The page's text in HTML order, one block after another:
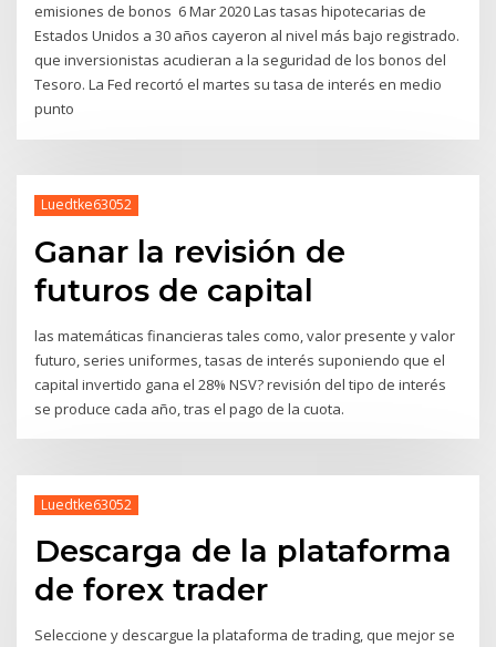
emisiones de bonos 6 Mar 2020 Las tasas hipotecarias de
Estados Unidos a 30 años cayeron al nivel más bajo registrado.
que inversionistas acudieran a la seguridad de los bonos del
Tesoro. La Fed recortó el martes su tasa de interés en medio
punto
Luedtke63052
Ganar la revisión de
futuros de capital
las matemáticas financieras tales como, valor presente y valor
futuro, series uniformes, tasas de interés suponiendo que el
capital invertido gana el 28% NSV? revisión del tipo de interés
se produce cada año, tras el pago de la cuota.
Luedtke63052
Descarga de la plataforma
de forex trader
Seleccione y descargue la plataforma de trading, que mejor se